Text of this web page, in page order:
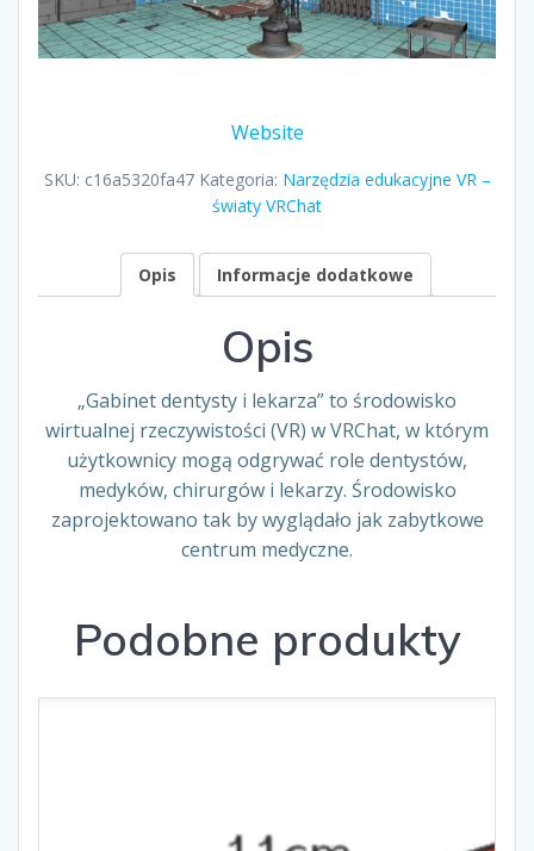
Website
SKU: c16a5320fa47 Kategoria: Narzędzia edukacyjne VR –
światy VRChat
Opis Informacje dodatkowe
Opis
„Gabinet dentysty i lekarza” to środowisko
wirtualnej rzeczywistości (VR) w VRChat, w którym
użytkownicy mogą odgrywać role dentystów,
medyków, chirurgów i lekarzy. Środowisko
zaprojektowano tak by wyglądało jak zabytkowe
centrum medyczne.
Podobne produkty